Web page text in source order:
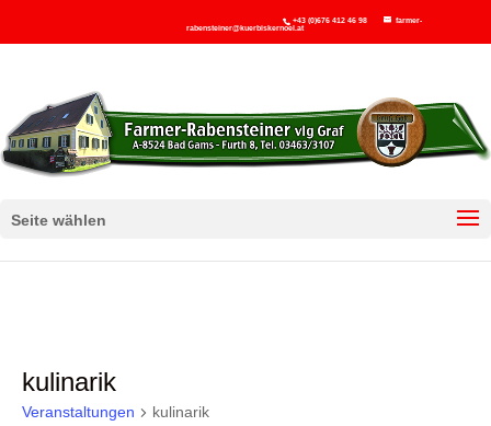
+43 (0)676 412 46 98
farmer-
rabensteiner@kuerbiskernoel.at
Seite wählen
kulinarik
Veranstaltungen kulinarik